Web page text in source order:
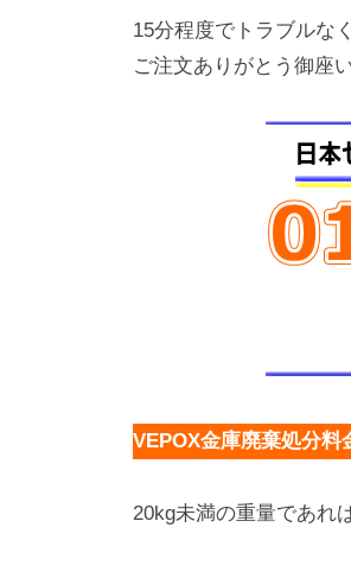
15分程度でトラブルな
ご注文ありがとう御座
VEPOX金庫廃棄処分料
20kg未満の重量であれ